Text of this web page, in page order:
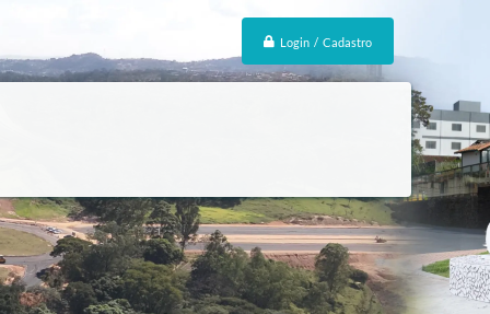
Login / Cadastro